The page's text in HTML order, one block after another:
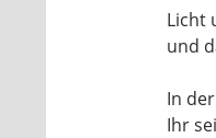
Licht
und
In
Ihr